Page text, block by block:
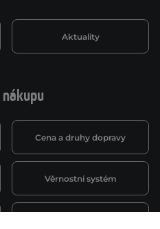
Cena a druhy dopravy
Věrnostní systém
Aktuality